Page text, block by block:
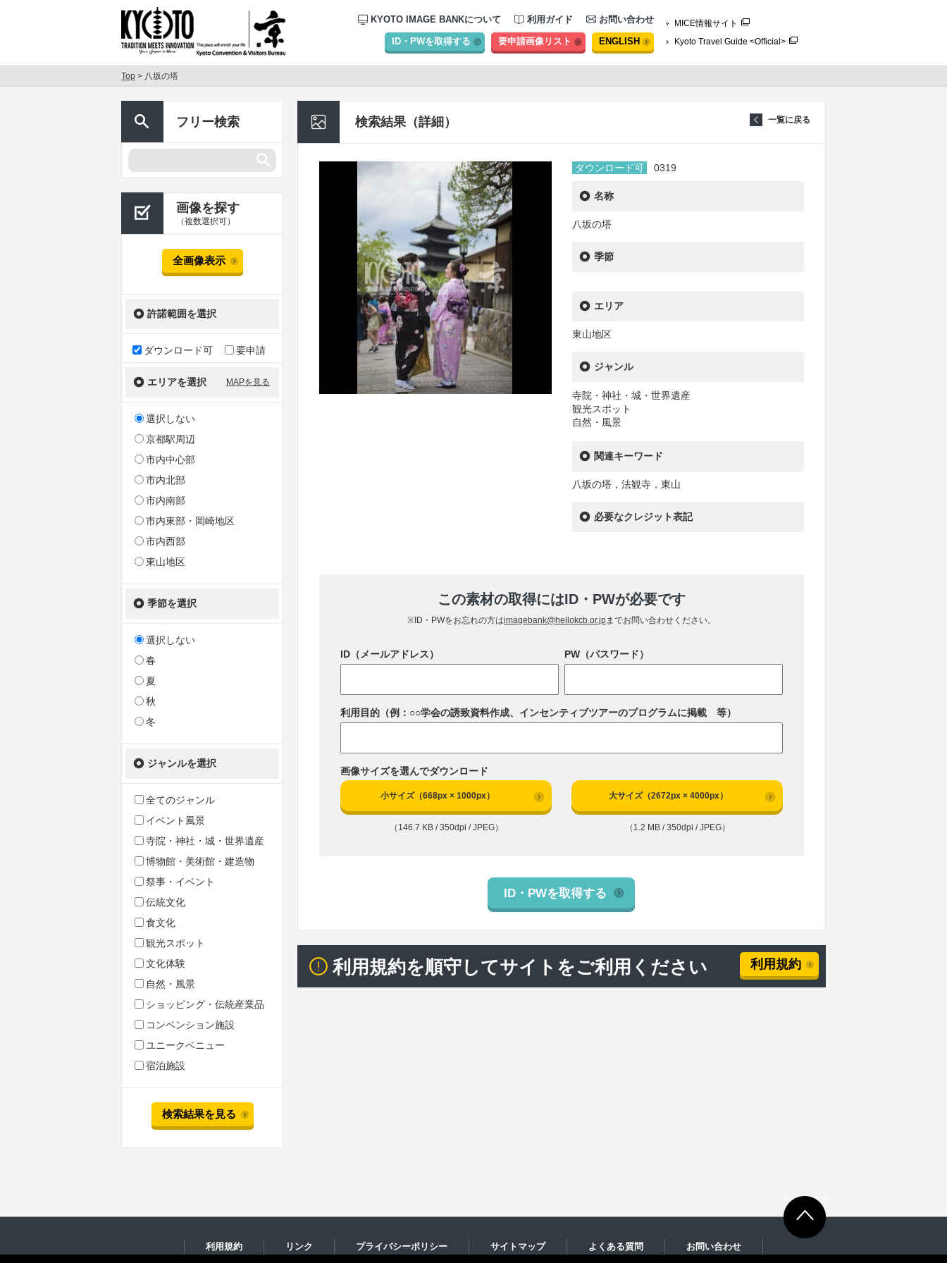
KYOTO IMAGE BANKについて 利用ガイド お問い合わせ
ID・PWを取得する 要申請画像リスト ENGLISH
MICE情報サイト
Kyoto Travel Guide <Official>
Top > 八坂の塔
フリー検索
画像を探す
（複数選択可）
全画像表示
許諾範囲を選択
ダウンロード可 要申請
エリアを選択 MAPを見る
選択しない
京都駅周辺
市内中心部
市内北部
市内南部
市内東部・岡崎地区
市内西部
東山地区
季節を選択
選択しない
春
夏
秋
冬
ジャンルを選択
全てのジャンル
イベント風景
寺院・神社・城・世界遺産
博物館・美術館・建造物
祭事・イベント
伝統文化
食文化
観光スポット
文化体験
自然・風景
ショッピング・伝統産業品
コンベンション施設
ユニークベニュー
宿泊施設
検索結果を見る
検索結果（詳細） 一覧に戻る
ダウンロード可 0319
名称
八坂の塔
季節
エリア
東山地区
ジャンル
寺院・神社・城・世界遺産
観光スポット
自然・風景
関連キーワード
八坂の塔，法観寺，東山
必要なクレジット表記
この素材の取得にはID・PWが必要です
※ID・PWをお忘れの方はimagebank@hellokcb.or.jpまでお問い合わせください。
ID（メールアドレス） PW（パスワード）
利用目的（例：○○学会の誘致資料作成、インセンティブツアーのプログラムに掲載 等）
画像サイズを選んでダウンロード
小サイズ（668px × 1000px）
（146.7 KB / 350dpi / JPEG）
大サイズ（2672px × 4000px）
（1.2 MB / 350dpi / JPEG）
ID・PWを取得する
利用規約を順守してサイトをご利用ください 利用規約
利用規約 リンク プライバシーポリシー サイトマップ よくある質問 お問い合わせ